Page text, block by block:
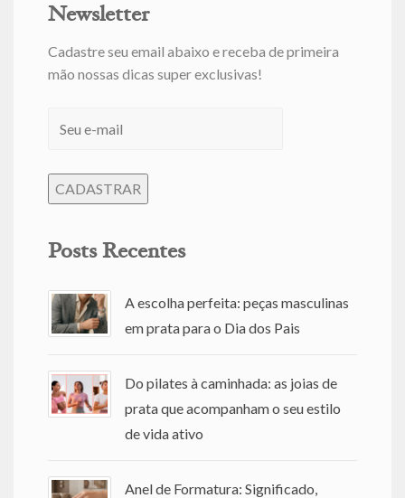
Newsletter
Cadastre seu email abaixo e receba de primeira
mão nossas dicas super exclusivas!
Posts Recentes
A escolha perfeita: peças masculinas
em prata para o Dia dos Pais
Do pilates à caminhada: as joias de
prata que acompanham o seu estilo
de vida ativo
Anel de Formatura: Significado,